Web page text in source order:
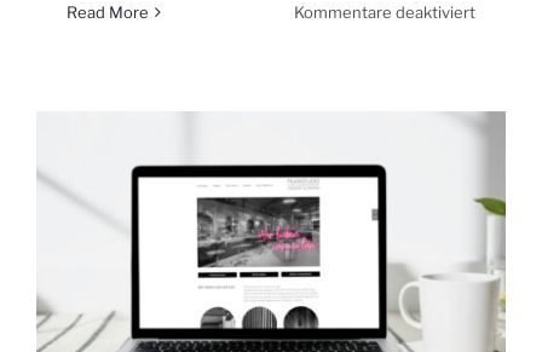
Read More Kommentare deaktiviertfür